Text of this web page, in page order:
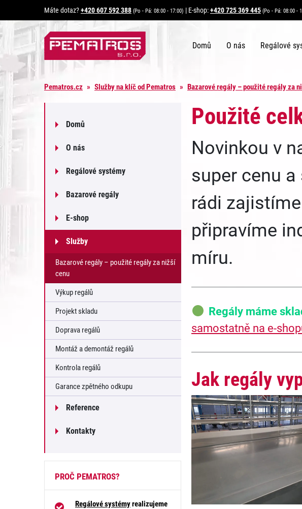
Máte dotaz?+420 607 592 388 (Po - Pá: 08:00 - 17:00) | E-shop:+420 725 369 445 (Po - Pá: 08:00 -
Domů O nás Regálové
Pematros.cz » Služby na klíč od Pematros » Bazarové regály – použité regály za
Domů
O nás
Regálové systémy
Bazarové regály
E-shop
Služby
Bazarové regály – použité regály za nižší
cenu
Výkup regálů
Projekt skladu
Doprava regálů
Montáž a demontáž regálů
Kontrola regálů
Garance zpětného odkupu
Reference
Kontakty
PROČ PEMATROS?
Regálové systémyrealizujeme
Použité
Novinkou v
super cenu
rádi
připravíme
míru.
Regály máme
samostatně na e-
Jak regály